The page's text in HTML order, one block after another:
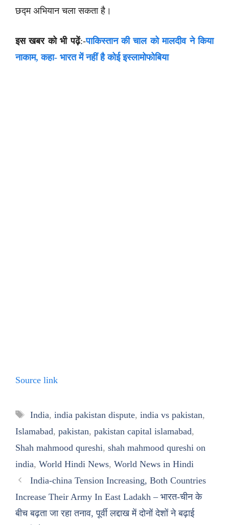
छद्म अभियान चला सकता है।
इस खबर को भी पढ़ें:-पाकिस्तान की चाल को मालदीव ने किया
नाकाम, कहा- भारत में नहीं है कोई इस्लामोफोबिया
Source link
Tags
India, india pakistan dispute, india vs pakistan,
Islamabad, pakistan, pakistan capital islamabad,
Shah mahmood qureshi, shah mahmood qureshi on
india, World Hindi News, World News in Hindi
India-china Tension Increasing, Both Countries
Increase Their Army In East Ladakh – भारत-चीन के
बीच बढ़ता जा रहा तनाव, पूर्वी लद्दाख में दोनों देशों ने बढ़ाई